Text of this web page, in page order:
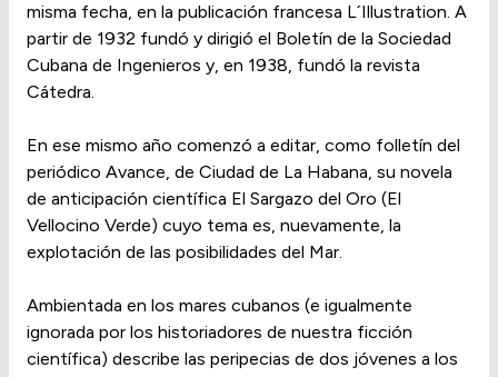
misma fecha, en la publicación francesa L´Illustration. A
partir de 1932 fundó y dirigió el Boletín de la Sociedad
Cubana de Ingenieros y, en 1938, fundó la revista
Cátedra.
En ese mismo año comenzó a editar, como folletín del
periódico Avance, de Ciudad de La Habana, su novela
de anticipación científica El Sargazo del Oro (El
Vellocino Verde) cuyo tema es, nuevamente, la
explotación de las posibilidades del Mar.
Ambientada en los mares cubanos (e igualmente
ignorada por los historiadores de nuestra ficción
científica) describe las peripecias de dos jóvenes a los